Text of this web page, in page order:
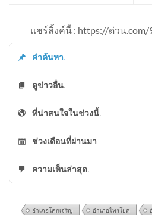
แชร์ลิ้งค์นี้ : https://ด่วน.com/
คำค้นหา.
ดูข่าวอื่น.
ที่น่าสนใจในช่วงนี้.
ช่วงเดือนที่ผ่านมา
ความเห็นล่าสุด.
อำเภอโคกเจริญ อำเภอไทรโยค